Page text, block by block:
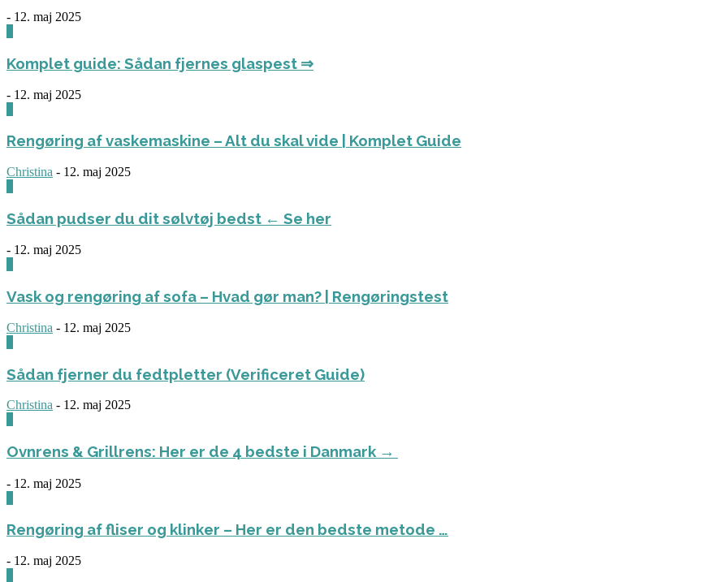
- 12. maj 2025
Komplet guide: Sådan fjernes glaspest ⇒
- 12. maj 2025
Rengøring af vaskemaskine – Alt du skal vide | Komplet Guide
Christina - 12. maj 2025
Sådan pudser du dit sølvtøj bedst ← Se her
- 12. maj 2025
Vask og rengøring af sofa – Hvad gør man? | Rengøringstest
Christina - 12. maj 2025
Sådan fjerner du fedtpletter (Verificeret Guide)
Christina - 12. maj 2025
Ovnrens & Grillrens: Her er de 4 bedste i Danmark →
- 12. maj 2025
Rengøring af fliser og klinker – Her er den bedste metode …
- 12. maj 2025